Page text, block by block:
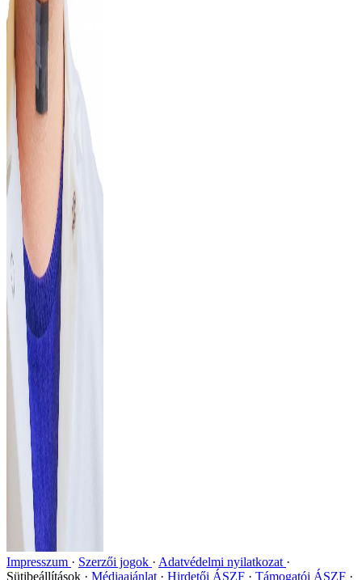
Impresszum Szerzői jogok
Adatvédelmi nyilatkozat
Sütibeállítások
Médiaajánlat Hirdetői ÁSZF Támogatói ÁSZF